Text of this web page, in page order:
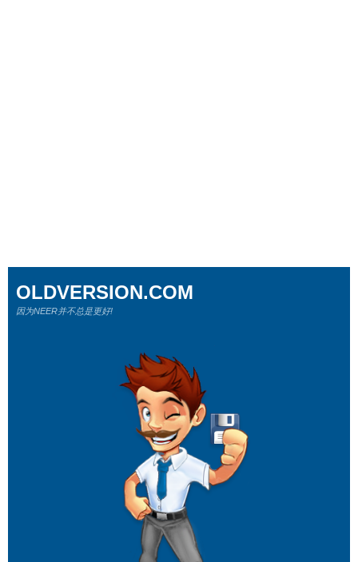
OLDVERSION.COM
因为NEER并不总是更好!